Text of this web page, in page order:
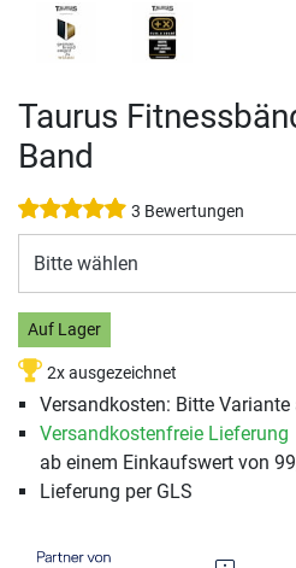
Taurus
Band
3 Bewertungen
Bitte wählen
Auf Lager
2x ausgezeichnet
Versandkosten: Bitte
Versandkostenfreie Lieferung
ab einem Einkaufswert von
Lieferung per GLS